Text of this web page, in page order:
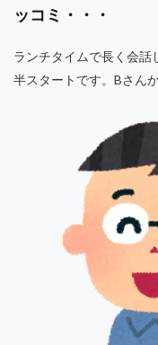
ッコミ・・・
ランチタイムで長く会話
半スタートです。Bさん